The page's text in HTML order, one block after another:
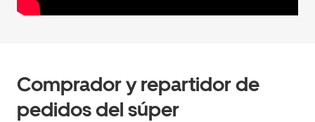
Comprador y repartidor de
pedidos del súper